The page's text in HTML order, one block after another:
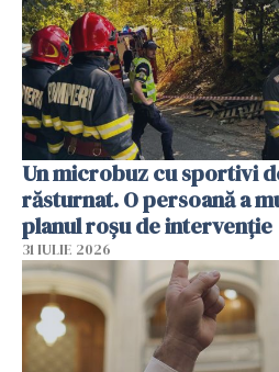
Un microbuz cu sportivi
răsturnat. O persoană a
planul roșu de intervenție
31 IULIE 2026